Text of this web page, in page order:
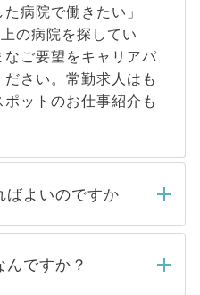
病院で働きたい」
の病院を探してい
ご要望をキャリアパ
さい。常勤求人はも
ットのお仕事紹介も
ばよいのですか
ら、弊社担当者がご
の後メールもしくは
ですか？